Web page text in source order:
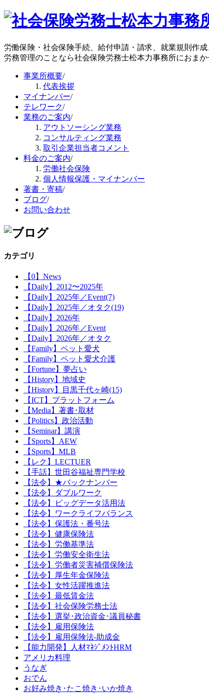
労働保険・社会保険手続、給付申請・請求、就業規則作
労務管理のことなら社会保険労務士松本力事務所におまか
事業所概要/
代表挨拶
マイナンバー/
テレワーク/
業務のご案内/
アウトソーシング業務
コンサルティング業務
取引企業担当者コメント
料金のご案内/
労働社会保険
個人情報保護・マイナンバー
著書・寄稿/
ブログ/
お問い合わせ
カテゴリ
【0】News
【Daily】2012〜2025年
【Daily】2025年／Event(7)
【Daily】2025年／オタク(19)
【Daily】2026年
【Daily】2026年／Event
【Daily】2026年／オタク
【Family】ペット愛犬
【Family】ペット愛犬介護
【Fortune】夢占い
【History】地域史
【History】目黒千代ヶ崎(15)
【ICT】プラットフォーム
【Media】著書･取材
【Politics】政治活動
【Seminar】講演
【Sports】AEW
【Sports】MLB
【レク】LECTUER
【手話】世田谷福祉専門学校
【法令】★バックナンバー
【法令】ダブルワーク
【法令】ビッグデータ活用法
【法令】ワークライフバランス
【法令】保護法・番号法
【法令】健康保険法
【法令】労働基準法
【法令】労働安全衛生法
【法令】労働者災害補償保険法
【法令】厚生年金保険法
【法令】女性活躍推進法
【法令】最低賃金法
【法令】社会保険労務士法
【法令】選挙･政治資金･議員秘書
【法令】雇用保険法
【法令】雇用保険法-助成金
【能力開発】人材ﾏﾈｼﾞﾒﾝﾄHRM
アメリカ料理
うなぎ
おでん
お好み焼き･たこ焼き･いか焼き